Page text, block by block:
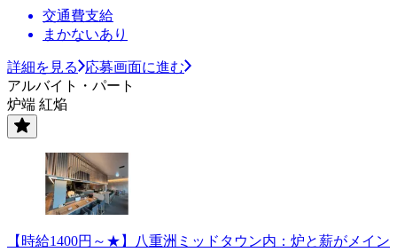
交通費支給
まかないあり
詳細を見る
応募画面に進む
アルバイト・パート
炉端 紅焔
【時給1400円～★】八重洲ミッドタウン内：炉と薪がメイン